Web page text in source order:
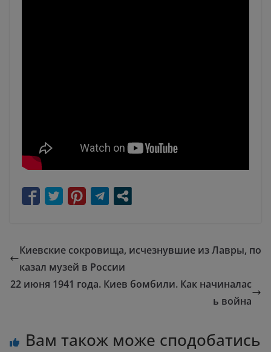
Киевские сокровища, исчезнувшие из Лавры, по
казал музей в России
22 июня 1941 года. Киев бомбили. Как начиналас
ь война
Вам також може сподобатись